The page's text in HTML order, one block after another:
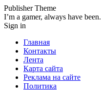
Publisher Theme
I’m a gamer, always have been.
Sign in
Главная
Контакты
Лента
Карта сайта
Реклама на сайте
Политика